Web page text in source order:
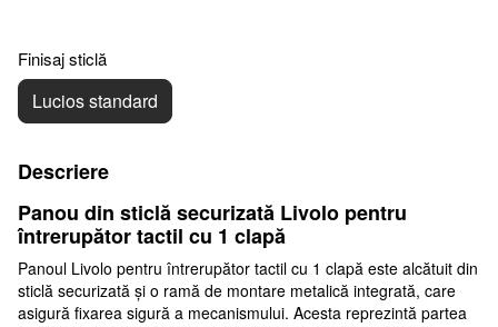
Finisaj sticlă
Lucios standard
Descriere
Panou din sticlă securizată Livolo pentru
întrerupător tactil cu 1 clapă
Panoul Livolo pentru întrerupător tactil cu 1 clapă este alcătuit din
sticlă securizată și o ramă de montare metalică integrată, care
asigură fixarea sigură a mecanismului. Acesta reprezintă partea